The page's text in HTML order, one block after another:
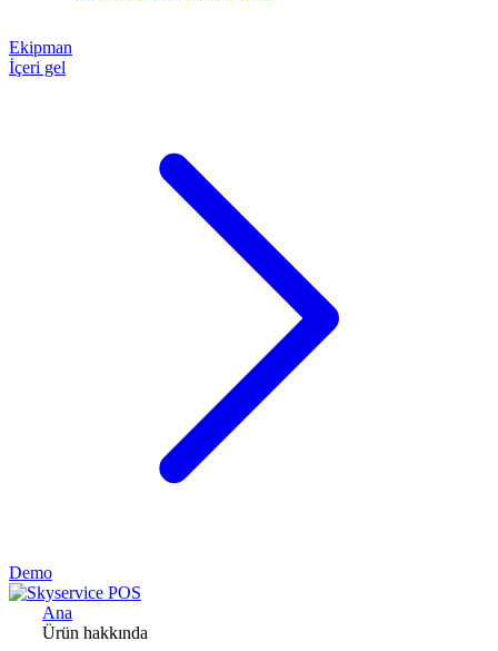
Ekipman
İçeri gel
Demo
Ana
Ürün hakkında